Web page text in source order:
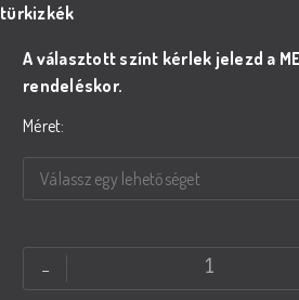
türkizkék
A választott színt kérlek jelezd a
rendeléskor.
Méret
Válassz egy lehetőséget
-
COMFORT
KUTYAFEKHELY